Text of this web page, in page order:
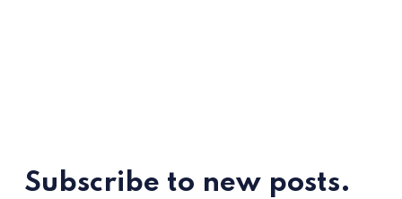
Subscribe to new posts.